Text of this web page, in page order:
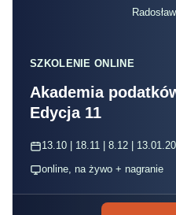
SZKOLENIE ONLINE
Akademia
Edycja 11
13.10 | 18.11 | 8.12 |
online, na żywo + nagranie